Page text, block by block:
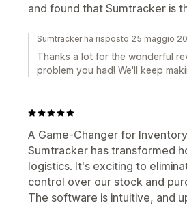
and found that Sumtracker is
Sumtracker ha risposto 25 maggio
Thanks a lot for the wonderful
problem you had! We'll keep
A Game-Changer for
Sumtracker has transformed
logistics. It's exciting to
control over our stock and
The software is intuitive, and